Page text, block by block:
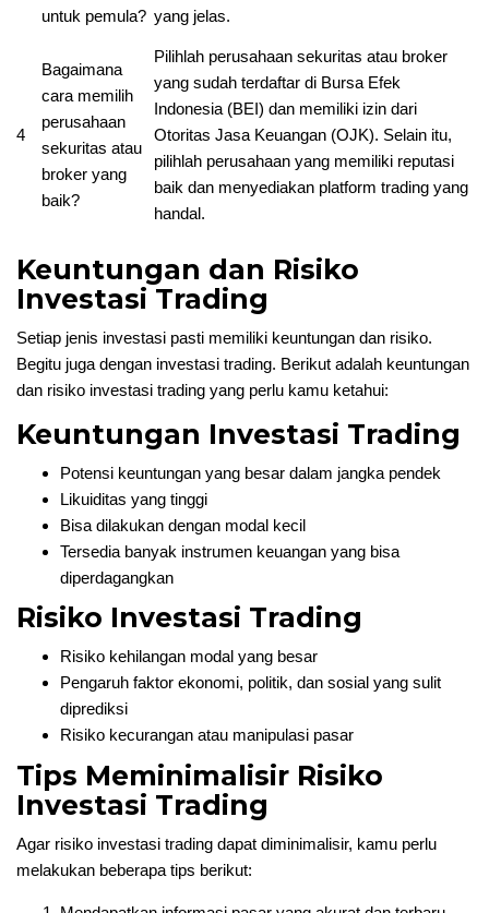
untuk pemula? yang jelas.
4
Bagaimana
cara memilih
perusahaan
sekuritas atau
broker yang
baik?
Pilihlah perusahaan sekuritas atau broker
yang sudah terdaftar di Bursa Efek
Indonesia (BEI) dan memiliki izin dari
Otoritas Jasa Keuangan (OJK). Selain itu,
pilihlah perusahaan yang memiliki reputasi
baik dan menyediakan platform trading yang
handal.
Keuntungan dan Risiko
Investasi Trading
Setiap jenis investasi pasti memiliki keuntungan dan risiko.
Begitu juga dengan investasi trading. Berikut adalah keuntungan
dan risiko investasi trading yang perlu kamu ketahui:
Keuntungan Investasi Trading
Potensi keuntungan yang besar dalam jangka pendek
Likuiditas yang tinggi
Bisa dilakukan dengan modal kecil
Tersedia banyak instrumen keuangan yang bisa
diperdagangkan
Risiko Investasi Trading
Risiko kehilangan modal yang besar
Pengaruh faktor ekonomi, politik, dan sosial yang sulit
diprediksi
Risiko kecurangan atau manipulasi pasar
Tips Meminimalisir Risiko
Investasi Trading
Agar risiko investasi trading dapat diminimalisir, kamu perlu
melakukan beberapa tips berikut: